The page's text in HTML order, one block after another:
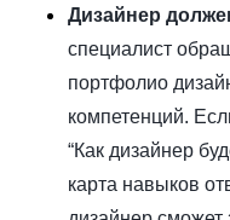
Дизайнер
специалист
портфолио
компетенций.
“Как дизайнер
карта навыков